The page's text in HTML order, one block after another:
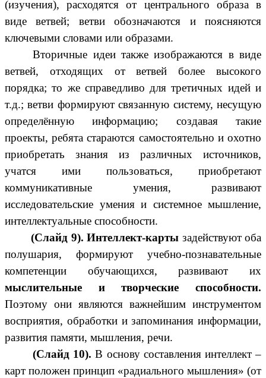
(изучения), расходятся от центрального образа в
виде ветвей; ветви обозначаются и поясняются
ключевыми словами или образами.
Вторичные идеи также изображаются в виде
ветвей, отходящих от ветвей более высокого
порядка; то же справедливо для третичных идей и
т.д.; ветви формируют связанную систему, несущую
определённую информацию; создавая такие
проекты, ребята стараются самостоятельно и охотно
приобретать знания из различных источников,
учатся ими пользоваться, приобретают
коммуникативные умения, развивают
исследовательские умения и системное мышление,
интеллектуальные способности.
(Слайд 9). Интеллект-карты задействуют оба
полушария, формируют учебно-познавательные
компетенции обучающихся, развивают их
мыслительные и творческие способности.
Поэтому они являются важнейшим инструментом
восприятия, обработки и запоминания информации,
развития памяти, мышления, речи.
(Слайд 10). В основу составления интеллект –
карт положен принцип «радиального мышления» (от